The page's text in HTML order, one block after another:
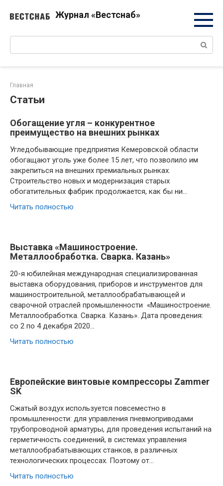
Журнал «Вестснаб»
Главная
Статьи
Обогащение угля – конкурентное
преимущество на внешних рынках
Угледобывающие предприятия Кемеровской области
обогащают уголь уже более 15 лет, что позволило им
закрепиться на внешних премиальных рынках.
Строительство новых и модернизация старых
обогатительных фабрик продолжается, как бы ни…
Читать полностью
Выставка «Машиностроение.
Металлообработка. Сварка. Казань»
20-я юбилейная международная специализированная
выставка оборудования, приборов и инструментов для
машиностроительной, металлообрабатывающей и
сварочной отраслей промышленности «Машиностроение.
Металлообработка. Сварка. Казань». Дата проведения:
со 2 по 4 декабря 2020…
Читать полностью
Европейские винтовые компрессоры Zammer
SK
Сжатый воздух используется повсеместно в
промышленности: для управления пневмоприводами
трубопроводной арматуры, для проведения испытаний на
герметичность соединений, в системах управления
металлообрабатывающих станков, в различных
технологических процессах. Поэтому от…
Читать полностью